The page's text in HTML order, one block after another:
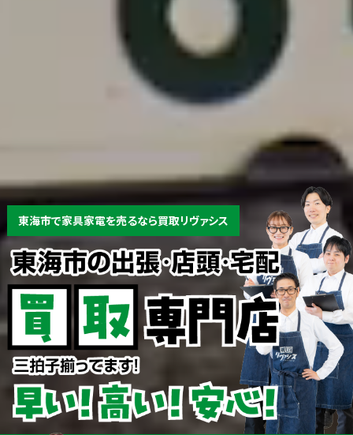
東海市で家具家電を売るなら買取リヴァシス